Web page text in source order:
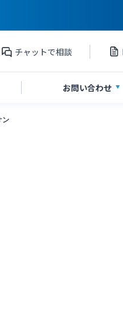
チャットで相談
お問い合わせ
ン